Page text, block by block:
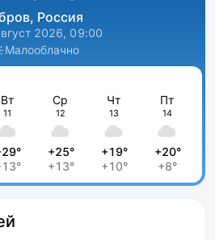
Россия
2026, 09:00
Малооблачно
Вт
11
Ср
12
+25°
+13°
Чт
13
+19°
+10°
Пт
14
+20°
+8°